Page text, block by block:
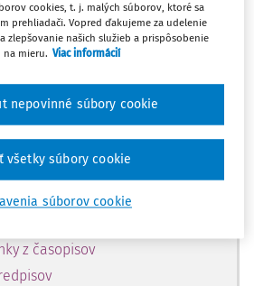
obsah z tejto oblasti je
portálu.
si prístup k odbornému
prístup na 10 dní
sa len zaregistrovať.
získate prístup aj k
obsahu:
z časopisov
cookies, t. j. malých súborov, ktoré sa
prehliadači. Vopred ďakujeme za udelenie
zlepšovanie našich služieb a prispôsobenie
na mieru. Viac informácií
súborov cookie
nepovinné súbory cookie
všetky súbory cookie